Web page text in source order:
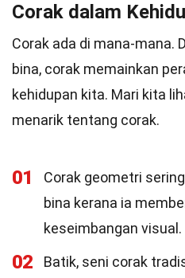
Corak dalam
Corak ada di mana-mana.
bina, corak memainkan
kehidupan kita. Mari kita
menarik tentang corak.
01
Corak geometri
bina kerana ia
keseimbangan visual.
02
Batik, seni corak